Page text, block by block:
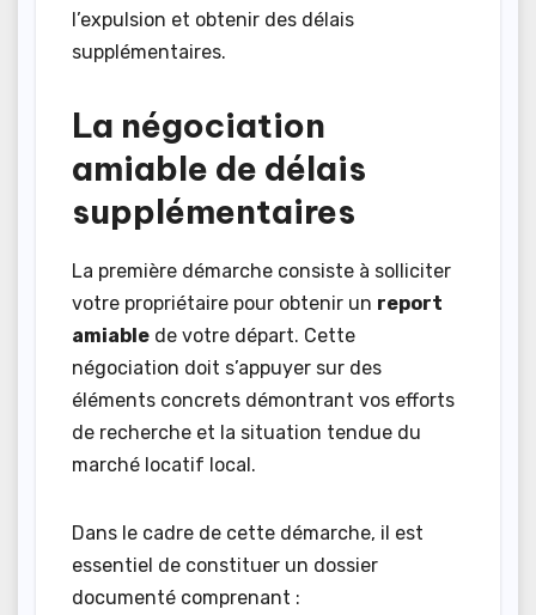
l’expulsion et obtenir des délais
supplémentaires.
La négociation
amiable de délais
supplémentaires
La première démarche consiste à solliciter
votre propriétaire pour obtenir un report
amiable de votre départ. Cette
négociation doit s’appuyer sur des
éléments concrets démontrant vos efforts
de recherche et la situation tendue du
marché locatif local.
Dans le cadre de cette démarche, il est
essentiel de constituer un dossier
documenté comprenant :